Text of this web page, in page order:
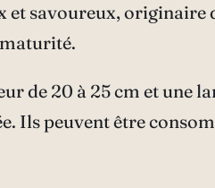
savoureux, originaire
de 20 à 25 cm et une
Ils peuvent être